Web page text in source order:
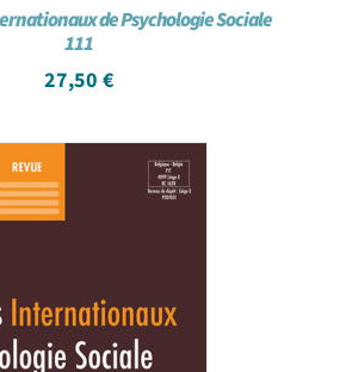
de Psychologie Sociale
111
27,50 €